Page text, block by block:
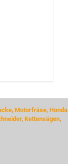
Motorfräse, Honda
Kettensägen,